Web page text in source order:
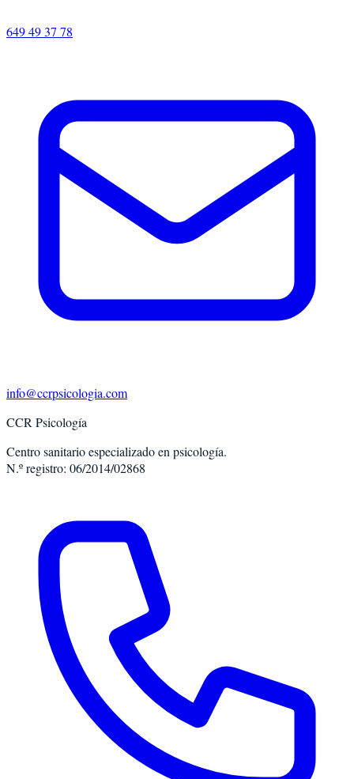
649 49 37 78
info@ccrpsicologia.com
CCR Psicología
Centro sanitario especializado en psicología.
N.º registro: 06/2014/02868